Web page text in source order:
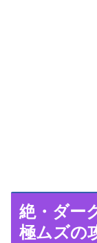
絶・ダー
極ムズの